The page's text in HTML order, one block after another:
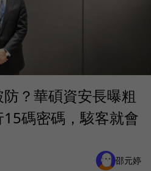
？華碩資安長曝粗
碼密碼，駭客就會
邵元婷